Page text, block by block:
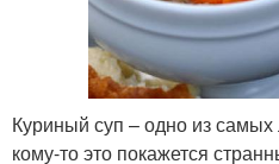
Куриный суп – одно из
кому-то это покажется